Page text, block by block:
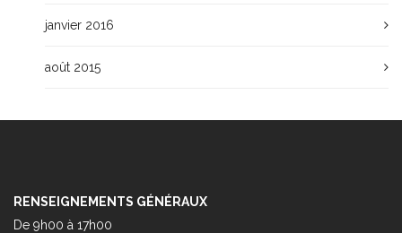
janvier 2016
août 2015
RENSEIGNEMENTS GÉNÉRAUX
De 9h00 à 17h00